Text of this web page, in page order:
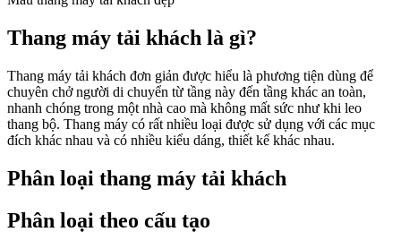
Thang máy tải khách là gì?
Thang máy tải khách đơn giản được hiểu là phương tiện dùng để
chuyên chở người di chuyển từ tầng này đến tầng khác an toàn,
nhanh chóng trong một nhà cao mà không mất sức như khi leo
thang bộ. Thang máy có rất nhiều loại được sử dụng với các mục
đích khác nhau và có nhiều kiểu dáng, thiết kế khác nhau.
Phân loại thang máy tải khách
Phân loại theo cấu tạo